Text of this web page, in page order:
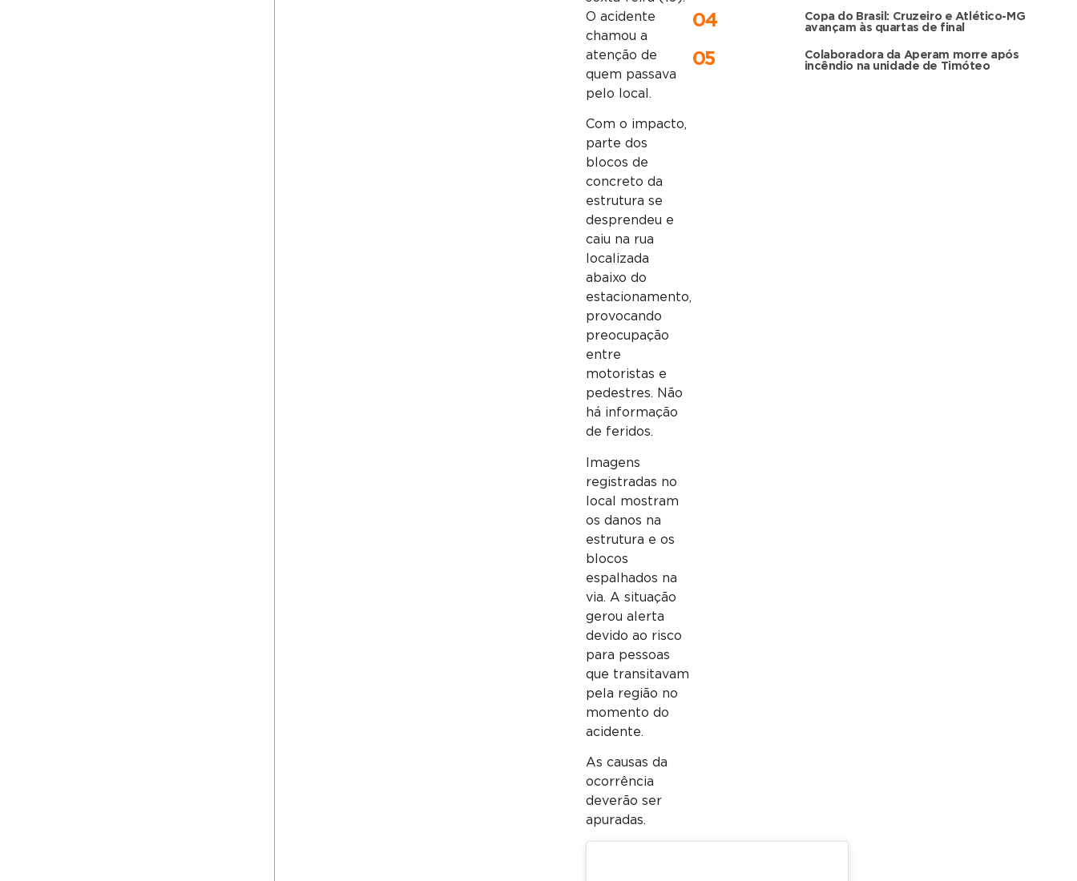
O acidente
chamou a
atenção de
quem passava
pelo local.
Com o impacto,
parte dos
blocos de
concreto da
estrutura se
desprendeu e
caiu na rua
localizada
abaixo do
estacionamento,
provocando
preocupação
entre
motoristas e
pedestres. Não
há informação
de feridos.
Imagens
registradas no
local mostram
os danos na
estrutura e os
blocos
espalhados na
via. A situação
gerou alerta
devido ao risco
para pessoas
que transitavam
pela região no
momento do
acidente.
As causas da
ocorrência
deverão ser
apuradas.
04
Copa do Brasil: Cruzeiro e Atlético-MG
avançam às quartas de final
05
Colaboradora da Aperam morre após
incêndio na unidade de Timóteo